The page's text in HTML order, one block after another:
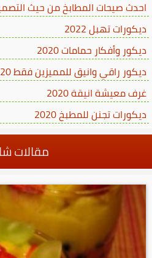
احدث صيحات المطابخ من حيث
ديكورات تهبل 2022
ديكور وأفكار حمامات 2020
ديكور راقي وانيق للمميزين فقط 2020
غرف معيشة انيقة 2020
ديكورات تجنن للمطبخ 2020
مقالات